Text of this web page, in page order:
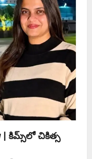
| కిమ్స్‌లో చికిత్స